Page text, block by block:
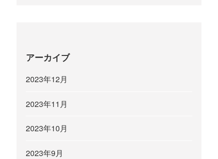
アーカイブ
2023年12月
2023年11月
2023年10月
2023年9月